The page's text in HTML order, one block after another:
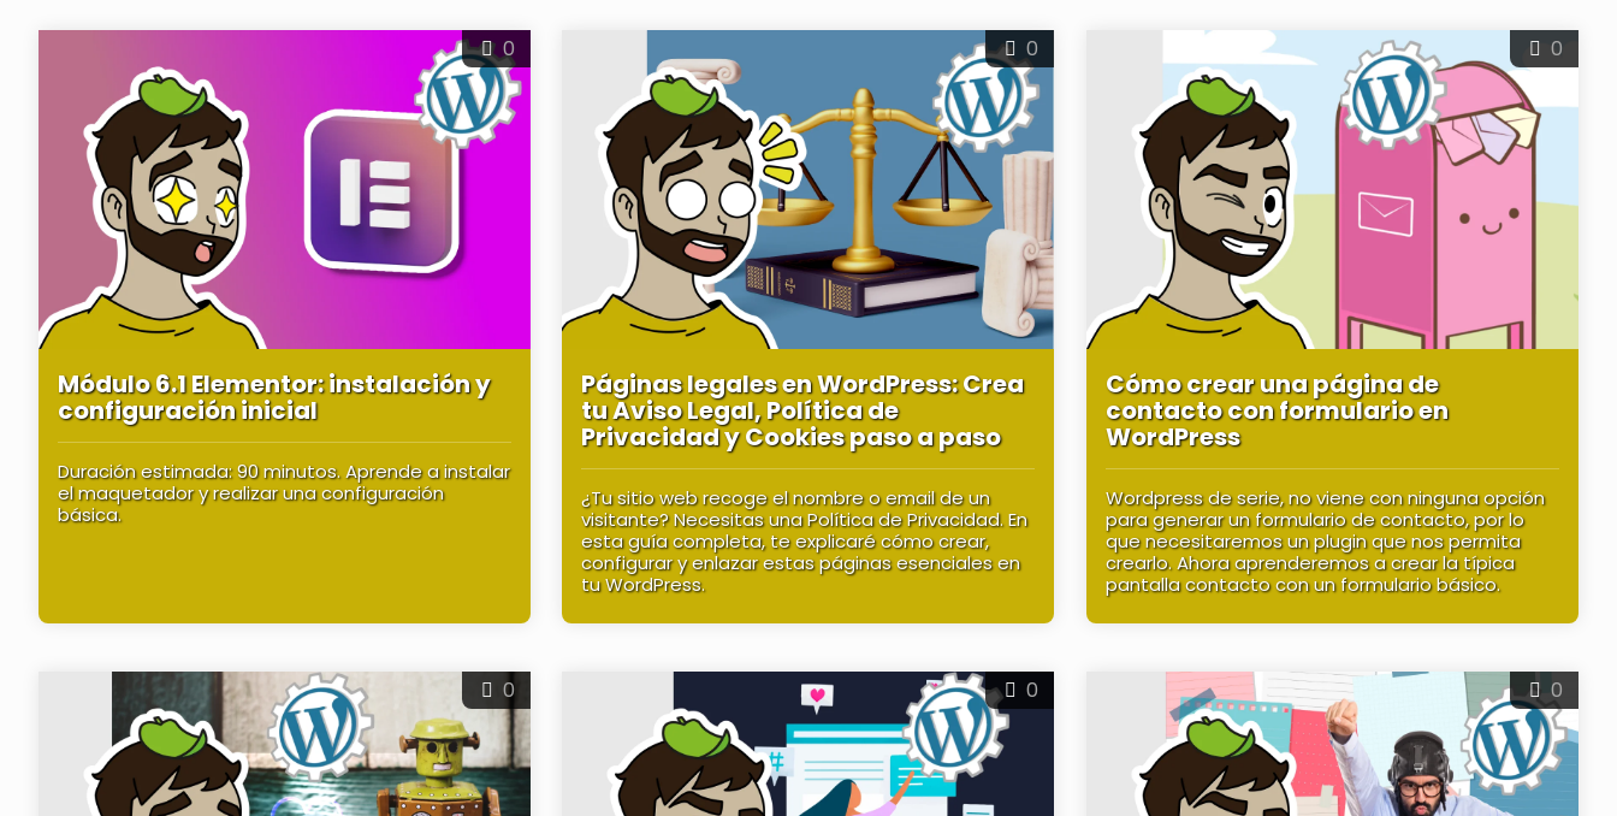
0
Módulo 6.1 Elementor: instalación y
configuración inicial
Duración estimada: 90 minutos. Aprende a instalar
el maquetador y realizar una configuración
básica.
0
Páginas legales en WordPress: Crea
tu Aviso Legal, Política de
Privacidad y Cookies paso a paso
¿Tu sitio web recoge el nombre o email de un
visitante? Necesitas una Política de Privacidad. En
esta guía completa, te explicaré cómo crear,
configurar y enlazar estas páginas esenciales en
tu WordPress.
0
Cómo crear una página de
contacto con formulario en
WordPress
Wordpress de serie, no viene con ninguna opción
para generar un formulario de contacto, por lo
que necesitaremos un plugin que nos permita
crearlo. Ahora aprenderemos a crear la típica
pantalla contacto con un formulario básico.
0 0 0